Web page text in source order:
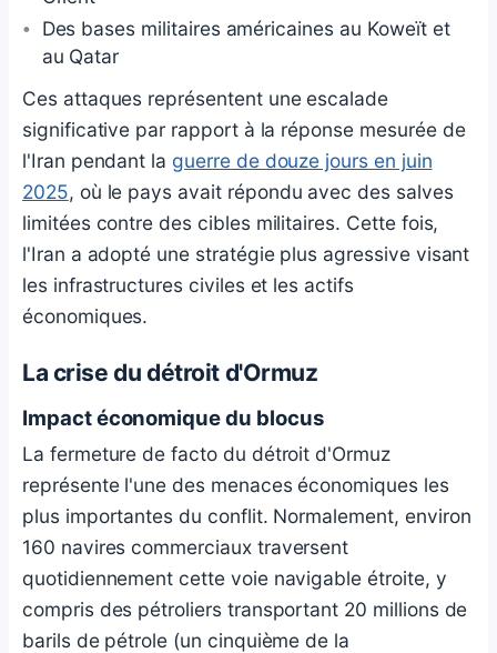
Des bases militaires américaines au Koweït et
au Qatar
Ces attaques représentent une escalade
significative par rapport à la réponse mesurée de
l'Iran pendant la guerre de douze jours en juin
2025, où le pays avait répondu avec des salves
limitées contre des cibles militaires. Cette fois,
l'Iran a adopté une stratégie plus agressive visant
les infrastructures civiles et les actifs
économiques.
La crise du détroit d'Ormuz
Impact économique du blocus
La fermeture de facto du détroit d'Ormuz
représente l'une des menaces économiques les
plus importantes du conflit. Normalement, environ
160 navires commerciaux traversent
quotidiennement cette voie navigable étroite, y
compris des pétroliers transportant 20 millions de
barils de pétrole (un cinquième de la